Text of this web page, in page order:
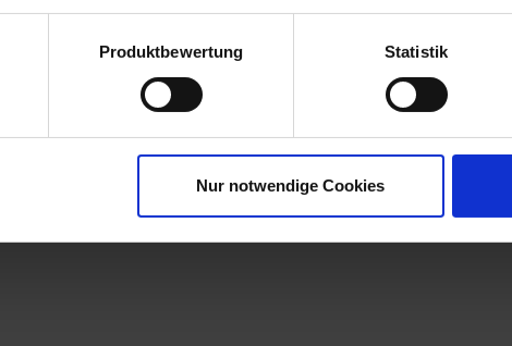
Impressum
Produktbewertung Statistik
Nur notwendige Cookies